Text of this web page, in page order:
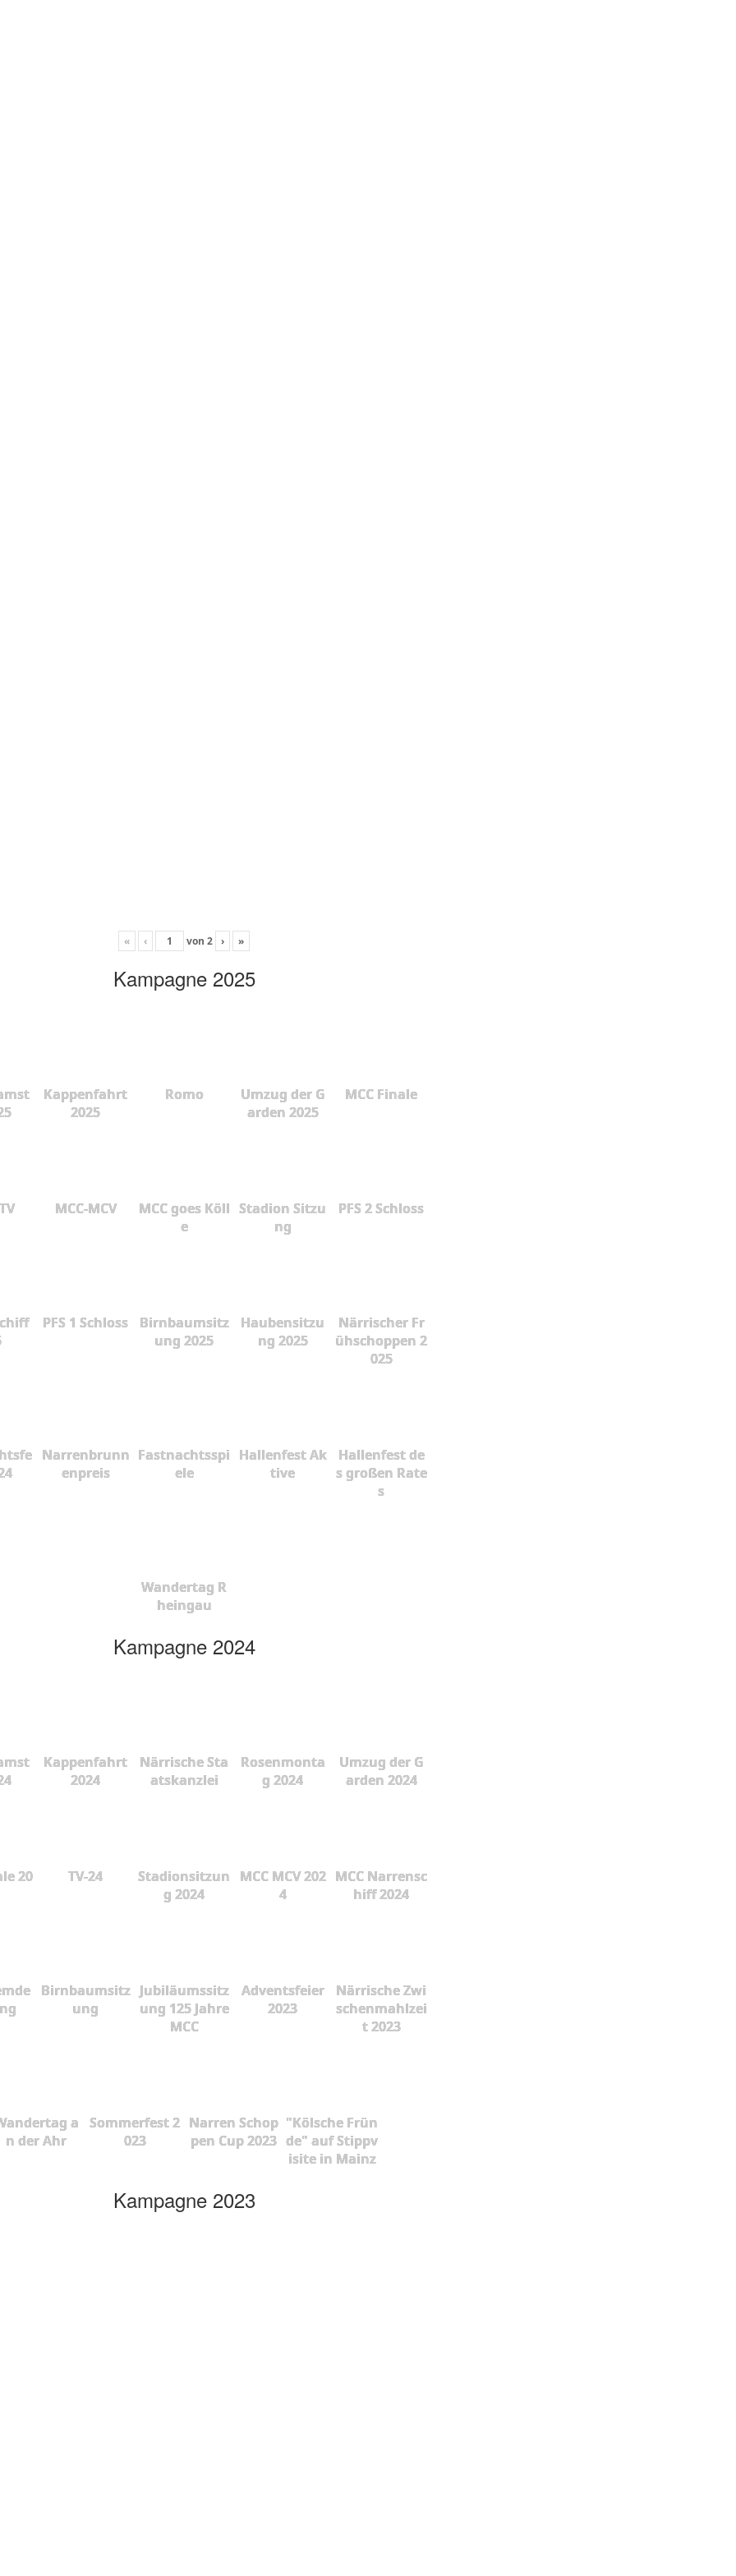
« ‹ von 2 › »
Kampagne 2025
Kappenfahrt
2025
Romo
Umzug der G
arden 2025
MCC Finale
MCC-MCV
MCC goes Köll
e
Stadion Sitzu
ng
PFS 2 Schloss
PFS 1 Schloss
Birnbaumsitz
ung 2025
Haubensitzu
ng 2025
Närrischer Fr
ühschoppen 2
025
Narrenbrunn
enpreis
Fastnachtsspi
ele
Hallenfest Ak
tive
Hallenfest de
s großen Rate
s
Wandertag R
heingau
Kampagne 2024
Kappenfahrt
2024
Närrische Sta
atskanzlei
Rosenmonta
g 2024
Umzug der G
arden 2024
20
TV-24
Stadionsitzun
g 2024
MCC MCV 202
4
MCC Narrensc
hiff 2024
Birnbaumsitz
ung
Jubiläumssitz
ung 125 Jahre
MCC
Adventsfeier
2023
Närrische Zwi
schenmahlzei
t 2023
a
n der Ahr
Sommerfest 2
023
Narren Schop
pen Cup 2023
"Kölsche Frün
de" auf Stippv
isite in Mainz
Kampagne 2023